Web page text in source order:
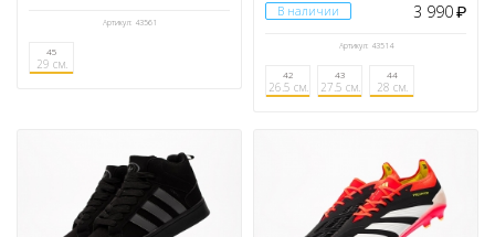
Артикул: 43561
45
29 см.
В наличии 3 990₽
Артикул: 43514
42
26.5 см.
43
27.5 см.
44
28 см.